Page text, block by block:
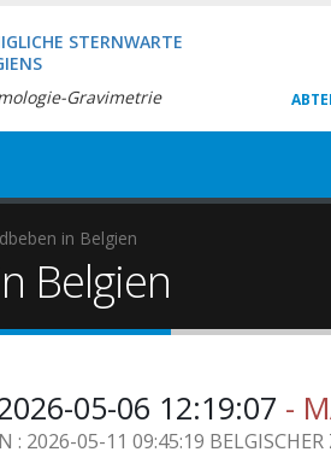
STERNWARTE
Gravimetrie
in Belgien
Belgien
05-06 12:19:07 -
: 2026-05-11 09:45:19 BELGISCHER